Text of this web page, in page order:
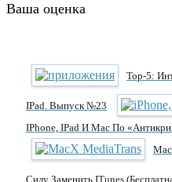
Ваша оценка
Тор-5:
IPad. Выпуск №23
IPhone, IPad И Mac По
Силу Заменить ITunes